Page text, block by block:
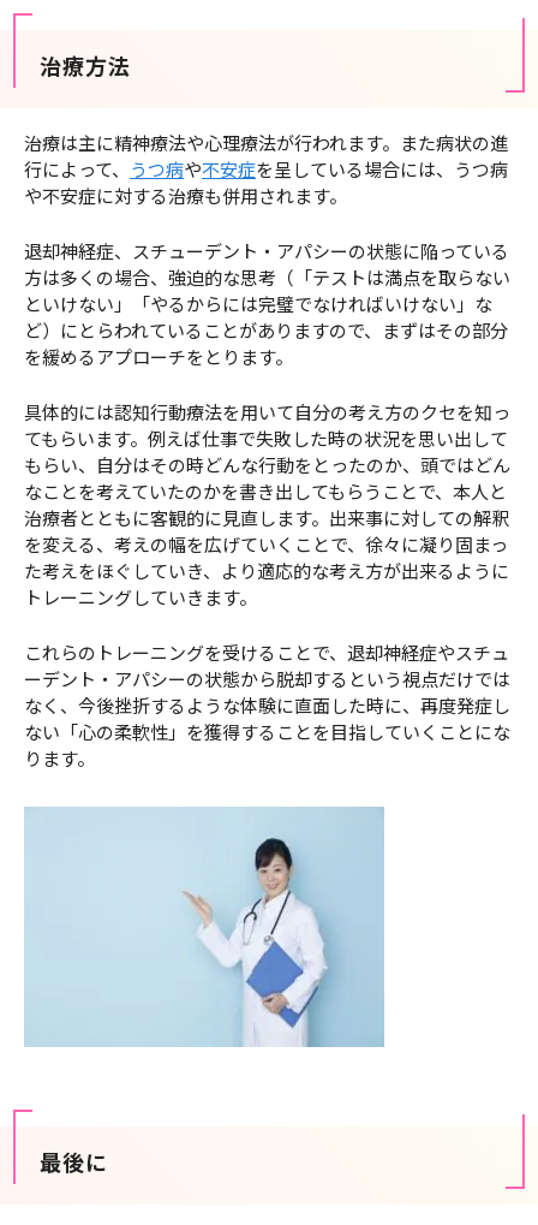
治療方法
治療は主に精神療法や心理療法が行われます。また病状の進
行によって、 うつ病や不安症を呈している場合には、うつ病
や不安症に対する治療も併用されます。
退却神経症、スチューデント・アパシーの状態に陥っている
方は多くの場合、強迫的な思考（「テストは満点を取らない
といけない」「やるからには完璧でなければいけない」な
ど）にとらわれていることがありますので、まずはその部分
を緩めるアプローチをとります。
具体的には認知行動療法を用いて自分の考え方のクセを知っ
てもらいます。例えば仕事で失敗した時の状況を思い出して
もらい、自分はその時どんな行動をとったのか、頭ではどん
なことを考えていたのかを書き出してもらうことで、本人と
治療者とともに客観的に見直します。出来事に対しての解釈
を変える、考えの幅を広げていくことで、徐々に凝り固まっ
た考えをほぐしていき、より適応的な考え方が出来るように
トレーニングしていきます。
これらのトレーニングを受けることで、退却神経症やスチュ
ーデント・アパシーの状態から脱却するという視点だけでは
なく、今後挫折するような体験に直面した時に、再度発症し
ない「心の柔軟性」を獲得することを目指していくことにな
ります。
最後に